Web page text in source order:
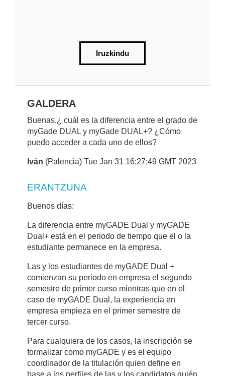
Iruzkindu
GALDERA
Buenas,¿ cuál es la diferencia entre el grado de
myGade DUAL y myGade DUAL+? ¿Cómo
puedo acceder a cada uno de ellos?
Iván (Palencia) Tue Jan 31 16:27:49 GMT 2023
ERANTZUNA
Buenos días:
La diferencia entre myGADE Dual y myGADE
Dual+ está en el periodo de tiempo que el o la
estudiante permanece en la empresa.
Las y los estudiantes de myGADE Dual +
comienzan su periodo en empresa el segundo
semestre de primer curso mientras que en el
caso de myGADE Dual, la experiencia en
empresa empieza en el primer semestre de
tercer curso.
Para cualquiera de los casos, la inscripción se
formalizar como myGADE y es el equipo
coordinador de la titulación quien define en
base a los perfiles de las y los candidatos quién